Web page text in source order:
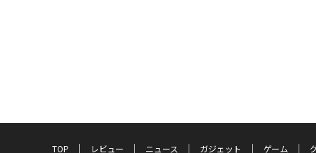
TOP レビュー ニュース ガジェット ゲーム